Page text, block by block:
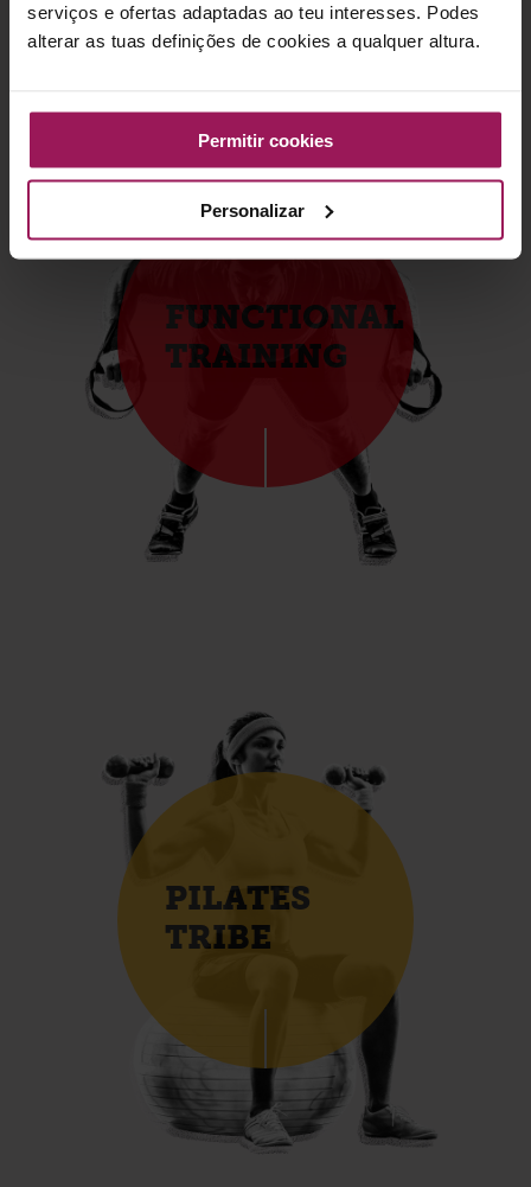
serviços e ofertas adaptadas ao teu interesses. Podes
alterar as tuas definições de cookies a qualquer altura.
Permitir cookies
Personalizar
FUNCTIONAL
TRAINING
PILATES
TRIBE